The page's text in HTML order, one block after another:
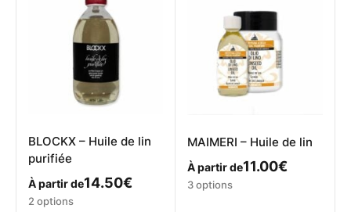
BLOCKX – Huile de lin
purifiée
À partir de14.50€
Ce
2 options
MAIMERI – Huile de lin
À partir de11.00€
Ce
3 options